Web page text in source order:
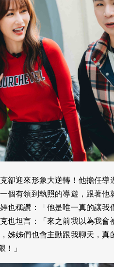
卻迎來形象大逆轉！他擔任導
個有領到執照的導遊，跟著他
也稱讚：「他是唯一真的讓我
也坦言：「來之前我以為我會
姊姊們也會主動跟我聊天，真
！」